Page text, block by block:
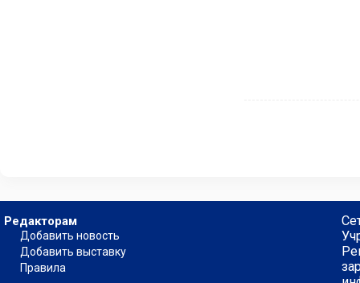
Редакторам
Добавить новость
Добавить выставку
Правила